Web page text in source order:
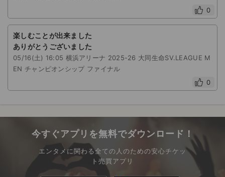
0
楽しむことが出来ました
ありがとうございました
05/16(土) 16:05 横浜アリーナ 2025-26 大同生命SV.LEAGUE M
EN チャンピオンシップ ファイナル
0
今すぐアプリを無料でダウンロード！
エンタメに関わる全ての人のための安心チケッ
ト売買アプリ